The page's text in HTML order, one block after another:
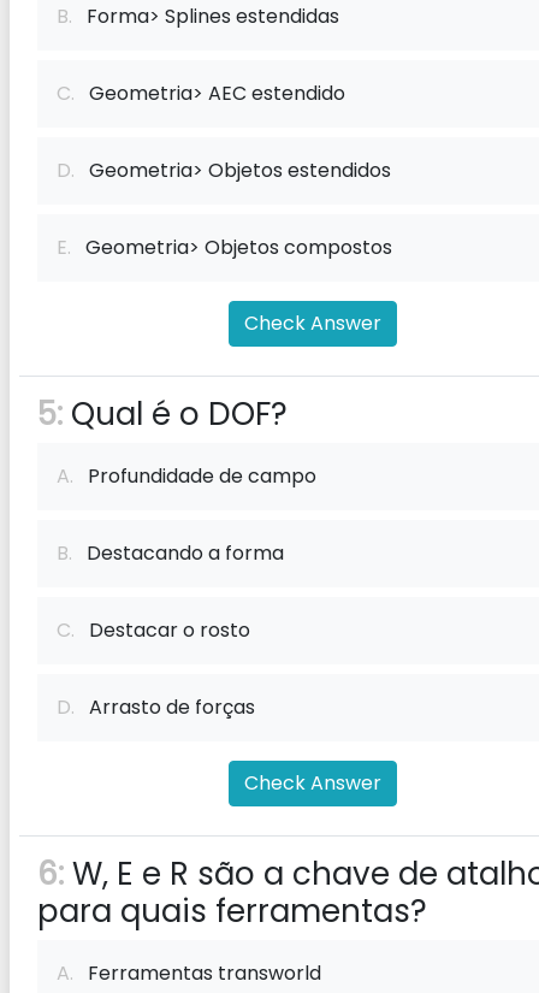
B. Forma> Splines estendidas
C. Geometria> AEC estendido
D. Geometria> Objetos estendidos
E. Geometria> Objetos compostos
Check Answer
5: Qual é o DOF?
A. Profundidade de campo
B. Destacando a forma
C. Destacar o rosto
D. Arrasto de forças
Check Answer
6:W, E e R são a chave de
para quais ferramentas?
A. Ferramentas transworld